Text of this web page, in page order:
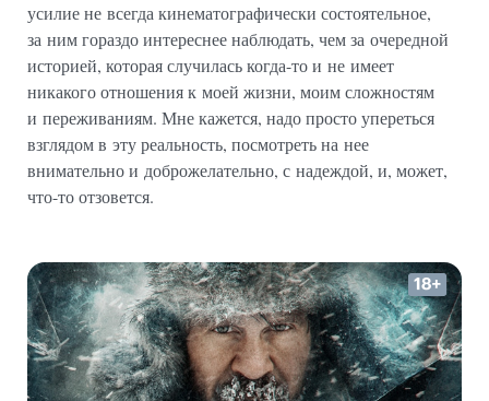
усилие не всегда кинематографически состоятельное,
за ним гораздо интереснее наблюдать, чем за очередной
историей, которая случилась когда-то и не имеет
никакого отношения к моей жизни, моим сложностям
и переживаниям. Мне кажется, надо просто упереться
взглядом в эту реальность, посмотреть на нее
внимательно и доброжелательно, с надеждой, и, может,
что-то отзовется.